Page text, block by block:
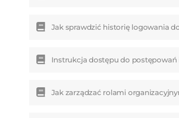
Jak sprawdzić historię logowania
Instrukcja dostępu do
Jak zarządzać rolami